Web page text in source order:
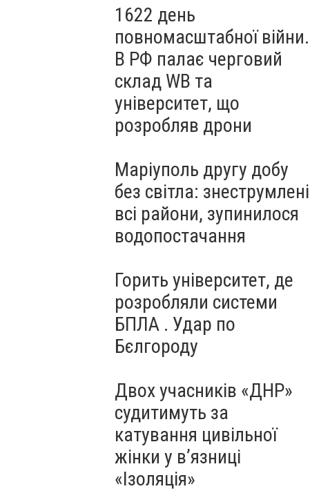
1622 день
повномасштабної війни.
В РФ палає черговий
склад WB та
університет, що
розробляв дрони
Маріуполь другу добу
без світла: знеструмлені
всі райони, зупинилося
водопостачання
Горить університет, де
розробляли системи
БПЛА . Удар по
Бєлгороду
Двох учасників «ДНР»
судитимуть за
катування цивільної
жінки у в’язниці
«Ізоляція»